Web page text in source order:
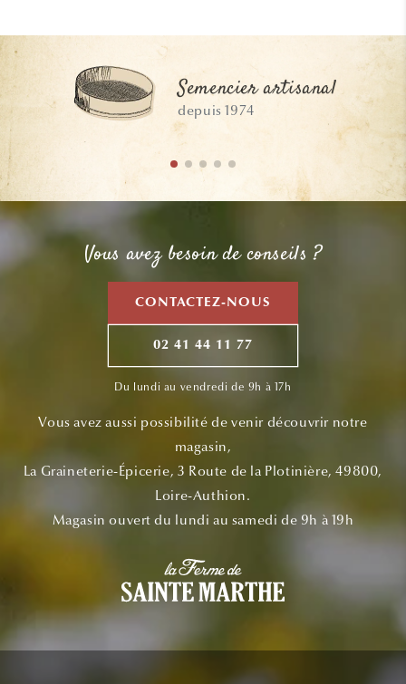
Semencier artisanal
depuis 1974
Vous avez besoin de conseils ?
CONTACTEZ-NOUS
02 41 44 11 77
Du lundi au vendredi de 9h à 17h
Vous avez aussi possibilité de venir découvrir notre
magasin,
La Graineterie-Épicerie, 3 Route de la Plotinière, 49800,
Loire-Authion.
Magasin ouvert du lundi au samedi de 9h à 19h